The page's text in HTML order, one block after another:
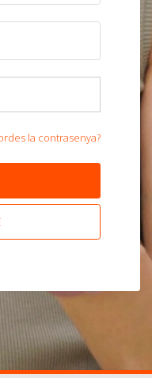
la contrasenya?